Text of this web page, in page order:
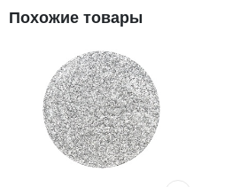
Похожие товары